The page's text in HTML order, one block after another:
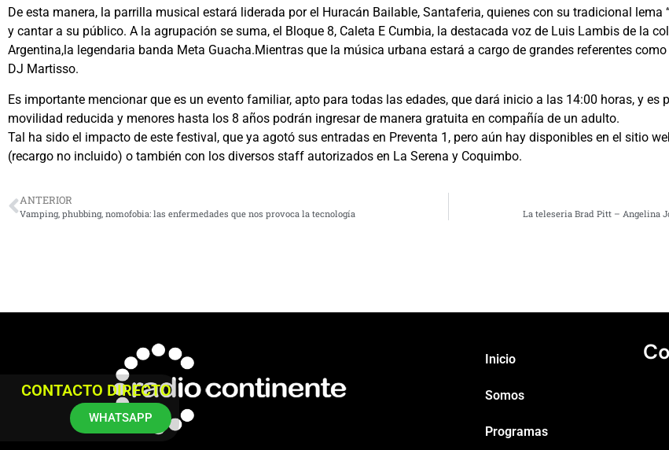
De esta manera, la parrilla musical estará liderada por el Huracán Bailable, Santaferia, quienes con su tradicional lema
y cantar a su público. A la agrupación se suma, el Bloque 8, Caleta E Cumbia, la destacada voz de Luis Lambis de la
Argentina,la legendaria banda Meta Guacha.Mientras que la música urbana estará a cargo de grandes referentes
DJ Martisso.
Es importante mencionar que es un evento familiar, apto para todas las edades, que dará inicio a las 14:00 horas, y es
movilidad reducida y menores hasta los 8 años podrán ingresar de manera gratuita en compañía de un adulto.
Tal ha sido el impacto de este festival, que ya agotó sus entradas en Preventa 1, pero aún hay disponibles en el sitio
(recargo no incluido) o también con los diversos staff autorizados en La Serena y Coquimbo.
ANTERIOR
Vamping, phubbing, nomofobia: las enfermedades que nos provoca la tecnología La teleseria Brad Pitt – Angelina
Inicio
Somos
Programas
CONTACTO DIRECTO
WHATSAPP